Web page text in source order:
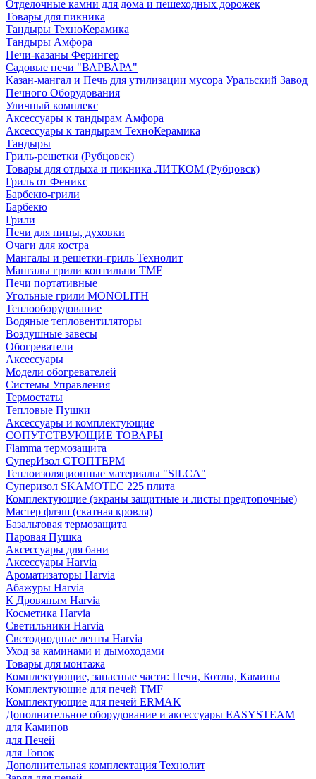
Отделочные камни для дома и пешеходных дорожек
Товары для пикника
Тандыры ТехноКерамика
Тандыры Амфора
Печи-казаны Ферингер
Садовые печи "ВАРВАРА"
Казан-мангал и Печь для утилизации мусора Уральский Завод
Печного Оборудования
Уличный комплекс
Аксессуары к тандырам Амфора
Аксессуары к тандырам ТехноКерамика
Тандыры
Гриль-решетки (Рубцовск)
Товары для отдыха и пикника ЛИТКОМ (Рубцовск)
Гриль от Феникс
Барбекю-грили
Барбекю
Грили
Печи для пицы, духовки
Очаги для костра
Мангалы и решетки-гриль Технолит
Мангалы грили коптильни TMF
Печи портативные
Угольные грили MONOLITH
Теплооборудование
Водяные тепловентиляторы
Воздушные завесы
Обогреватели
Аксессуары
Модели обогревателей
Системы Управления
Термостаты
Тепловые Пушки
Аксессуары и комплектующие
СОПУТСТВУЮЩИЕ ТОВАРЫ
Flamma термозащита
СуперИзол СТОПТЕРМ
Теплоизоляционные материалы "SILCA"
Суперизол SKAMOTEC 225 плита
Комплектующие (экраны защитные и листы предтопочные)
Мастер флэш (скатная кровля)
Базальтовая термозащита
Паровая Пушка
Аксессуары для бани
Аксессуары Harvia
Ароматизаторы Harvia
Абажуры Harvia
К Дровяным Harvia
Косметика Harvia
Светильники Harvia
Светодиодные ленты Harvia
Уход за каминами и дымоходами
Товары для монтажа
Комплектующие, запасные части: Печи, Котлы, Камины
Комплектующие для печей TMF
Комплектующие для печей ERMAK
Дополнительное оборудование и аксессуары EASYSTEAM
для Каминов
для Печей
для Топок
Дополнительная комплектация Технолит